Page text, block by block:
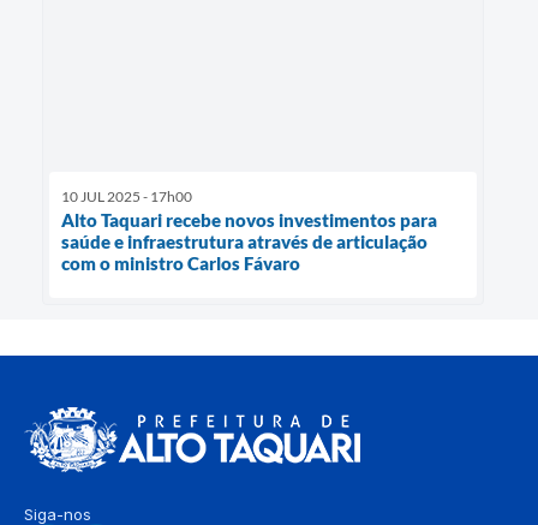
10 JUL 2025 - 17h00
Alto Taquari recebe novos investimentos para
saúde e infraestrutura através de articulação
com o ministro Carlos Fávaro
Siga-nos